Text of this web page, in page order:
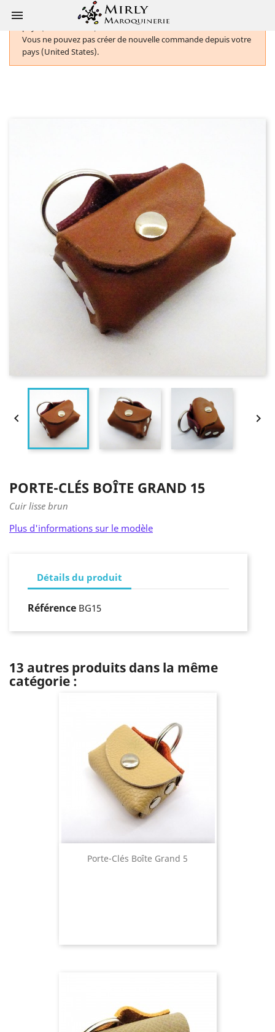
Vous ne pouvez pas créer de nouvelle commande depuis votre
pays (United States).
Vous ne pouvez pas créer de nouvelle commande depuis votre
pays (United States).
 
PORTE-CLÉS BOÎTE GRAND 15
Cuir lisse brun
Plus d'informations sur le modèle
Détails du produit
Référence BG15
13 autres produits dans la même
catégorie :
Porte-Clés Boîte Grand 5